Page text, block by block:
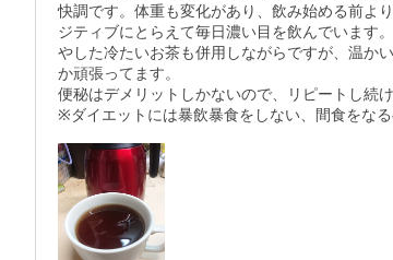
快調です。体重も変化があり、飲み始める前よ
ジティブにとらえて毎日濃い目を飲んでいます
やした冷たいお茶も併用しながらですが、温か
か頑張ってます。
便秘はデメリットしかないので、リピートし続
※ダイエットには暴飲暴食をしない、間食をな